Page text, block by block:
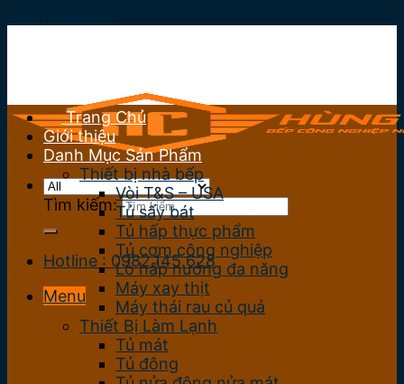
Tìm kiếm:
Hotline : 0982.145.628
Menu
Trang Chủ
Giới thiệu
Danh Mục Sản Phẩm
Thiết bị nhà bếp
Vòi T&S – USA
Tủ sấy bát
Tủ hấp thực phẩm
Tủ cơm công nghiệp
Lò hấp nướng đa năng
Máy xay thịt
Máy thái rau củ quả
Thiết Bị Làm Lạnh
Tủ mát
Tủ đông